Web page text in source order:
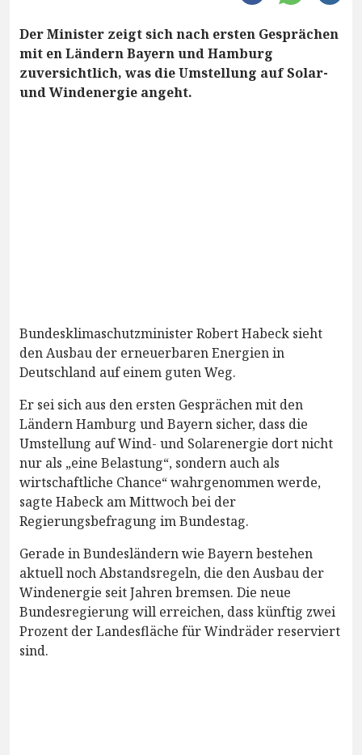
Der Minister zeigt sich nach ersten Gesprächen
mit en Ländern Bayern und Hamburg
zuversichtlich, was die Umstellung auf Solar-
und Windenergie angeht.
Bundesklimaschutzminister Robert Habeck sieht
den Ausbau der erneuerbaren Energien in
Deutschland auf einem guten Weg.
Er sei sich aus den ersten Gesprächen mit den
Ländern Hamburg und Bayern sicher, dass die
Umstellung auf Wind- und Solarenergie dort nicht
nur als „eine Belastung“, sondern auch als
wirtschaftliche Chance“ wahrgenommen werde,
sagte Habeck am Mittwoch bei der
Regierungsbefragung im Bundestag.
Gerade in Bundesländern wie Bayern bestehen
aktuell noch Abstandsregeln, die den Ausbau der
Windenergie seit Jahren bremsen. Die neue
Bundesregierung will erreichen, dass künftig zwei
Prozent der Landesfläche für Windräder reserviert
sind.